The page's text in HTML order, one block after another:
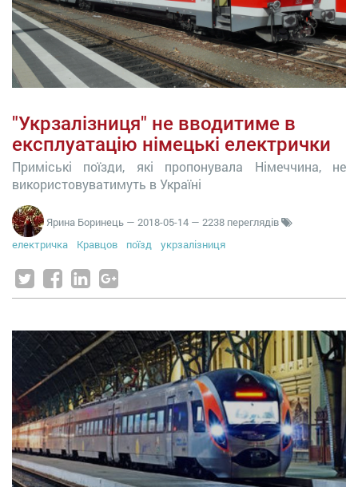
"Укрзалізниця" не вводитиме в
експлуатацію німецькі електрички
Приміські поїзди, які пропонувала Німеччина, не
використовуватимуть в Україні
Ярина Боринець — 2018-05-14 — 2238 переглядів
електричка
Кравцов поїзд укрзалізниця